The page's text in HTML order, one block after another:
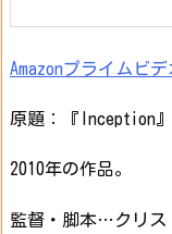
Amazonプライムビ
原題：『Inception』
2010年の作品。
監督・脚本…クリス